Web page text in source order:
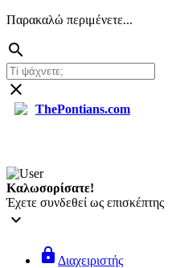
Παρακαλώ περιμένετε...
search
close
ThePontians.com
Καλωσορίσατε!
Έχετε συνδεθεί ως επισκέπτης
keyboard_arrow_down
lock Διαχειριστής